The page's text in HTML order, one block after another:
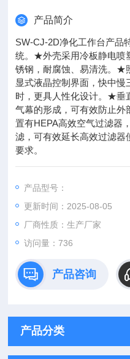
产品简介
SW-CJ-2D净化工作台产品
统。★外壳采用冷板静电喷
锈钢，耐腐蚀、易清洗。★
显式液晶控制界面，快中
时，更具人性化设计。★垂
气幕的形成，可有效防止
置有HEPA高效空气过滤器
滤，可有效延长高效过滤
要求。
产品型号：
更新时间：2025-08-05
厂商性质：生产厂家
访问量：736
产品咨询
产品分类